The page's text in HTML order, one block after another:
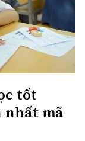
tốt
nhất mã